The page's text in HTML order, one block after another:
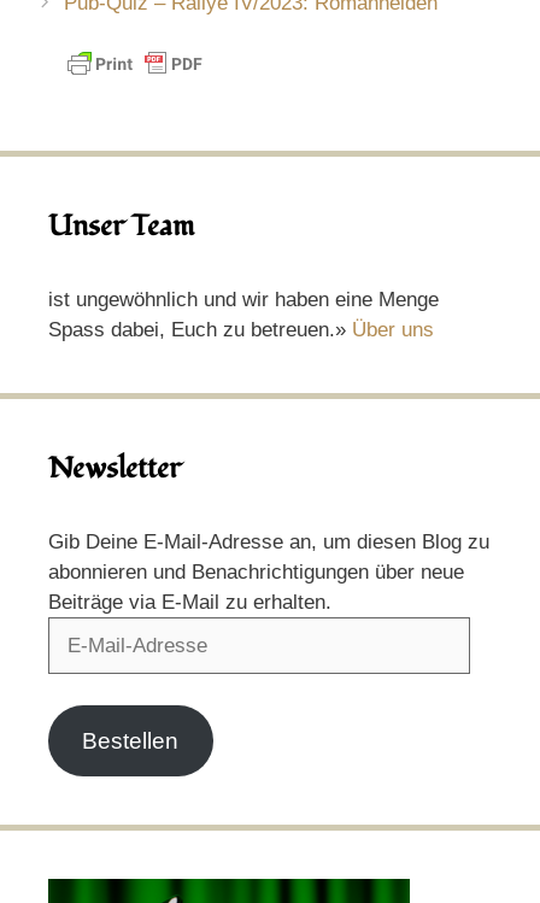
Unser Team
ist ungewöhnlich und wir haben eine Menge
Spass dabei, Euch zu betreuen.» Über uns
Newsletter
Gib Deine E-Mail-Adresse an, um diesen Blog zu
abonnieren und Benachrichtigungen über neue
Beiträge via E-Mail zu erhalten.
Bestellen